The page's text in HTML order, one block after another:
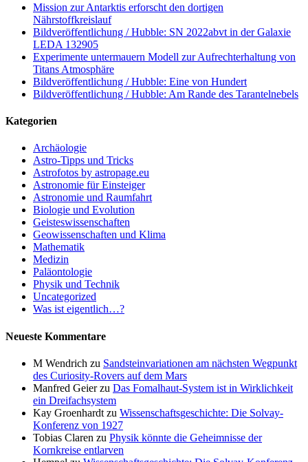
Mission zur Antarktis erforscht den dortigen
Nährstoffkreislauf
Bildveröffentlichung / Hubble: SN 2022abvt in der Galaxie
LEDA 132905
Experimente untermauern Modell zur Aufrechterhaltung von
Titans Atmosphäre
Bildveröffentlichung / Hubble: Eine von Hundert
Bildveröffentlichung / Hubble: Am Rande des Tarantelnebels
Kategorien
Archäologie
Astro-Tipps und Tricks
Astrofotos by astropage.eu
Astronomie für Einsteiger
Astronomie und Raumfahrt
Biologie und Evolution
Geisteswissenschaften
Geowissenschaften und Klima
Mathematik
Medizin
Paläontologie
Physik und Technik
Uncategorized
Was ist eigentlich…?
Neueste Kommentare
M Wendrich zu Sandsteinvariationen am nächsten Wegpunkt
des Curiosity-Rovers auf dem Mars
Manfred Geierzu Das Fomalhaut-System ist in Wirklichkeit
ein Dreifachsystem
Kay Groenhardt zu Wissenschaftsgeschichte: Die Solvay-
Konferenz von 1927
Tobias Claren zu Physik könnte die Geheimnisse der
Kornkreise entlarven